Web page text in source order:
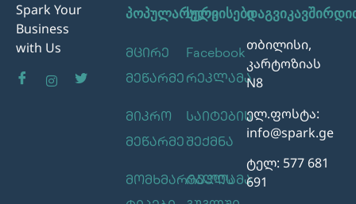
Spark Your
Business
with Us
პოპულარული
მცირე
მეწარმე
მიკრო
მეწარმე
მომხმარებლის
სერვისები
Facebook
რეკლამა
საიტების
შექმნა
რეკლამა
თბილისი,
კარტოზიას
N8
ელ.ფოსტა:
info@spark.ge
ტელ: 577 681
691